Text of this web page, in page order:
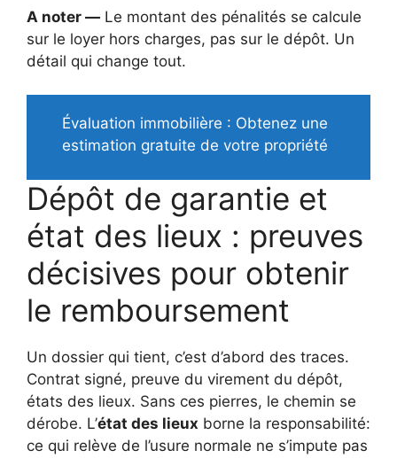
A noter — Le montant des pénalités se calcule
sur le loyer hors charges, pas sur le dépôt. Un
détail qui change tout.
Évaluation immobilière : Obtenez une
estimation gratuite de votre propriété
Dépôt de garantie et
état des lieux : preuves
décisives pour obtenir
le remboursement
Un dossier qui tient, c’est d’abord des traces.
Contrat signé, preuve du virement du dépôt,
états des lieux. Sans ces pierres, le chemin se
dérobe. L’état des lieux borne la responsabilité:
ce qui relève de l’usure normale ne s’impute pas